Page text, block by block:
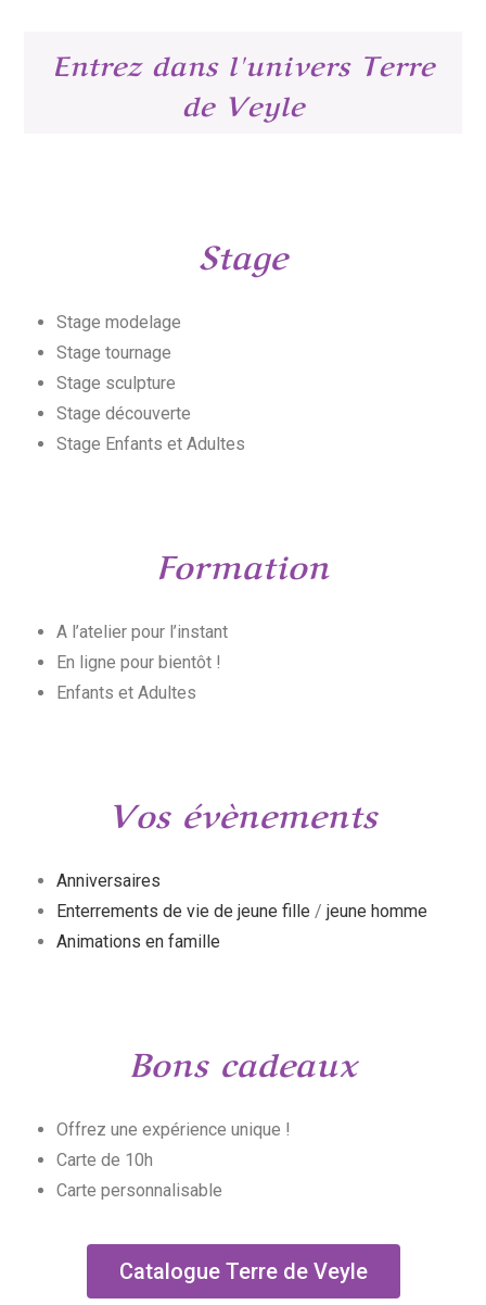
Entrez dans l'univers Terre
de Veyle
Stage
Stage modelage
Stage tournage
Stage sculpture
Stage découverte
Stage Enfants et Adultes
Formation
A l’atelier pour l’instant
En ligne pour bientôt !
Enfants et Adultes
Vos évènements
Anniversaires
Enterrements de vie de jeune fille /jeune homme
Animations en famille
Bons cadeaux
Offrez une expérience unique !
Carte de 10h
Carte personnalisable
Catalogue Terre de Veyle